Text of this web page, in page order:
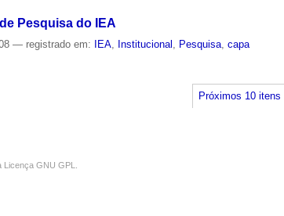
Pesquisa do IEA
— registrado em: IEA, Institucional , Pesquisa,capa
Próximos 10 itens
Licença GNU GPL